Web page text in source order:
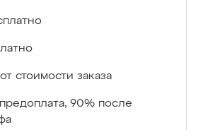
стоимости заказа
90% после